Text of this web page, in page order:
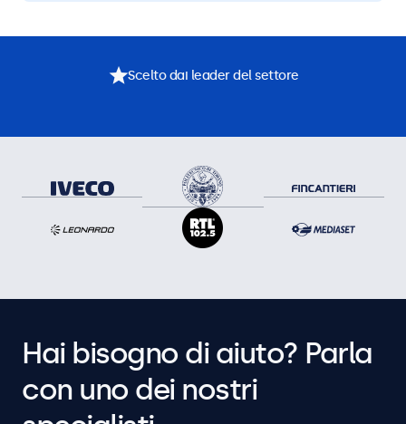
Scelto dai leader del settore
Hai bisogno di aiuto? Parla
con uno dei nostri